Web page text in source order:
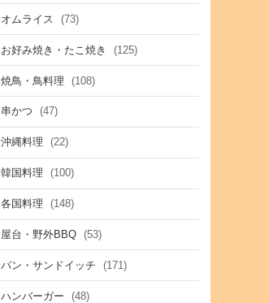
オムライス (73)
お好み焼き・たこ焼き (125)
焼鳥・鳥料理 (108)
串かつ (47)
沖縄料理 (22)
韓国料理 (100)
各国料理 (148)
屋台・野外BBQ (53)
パン・サンドイッチ (171)
ハンバーガー (48)